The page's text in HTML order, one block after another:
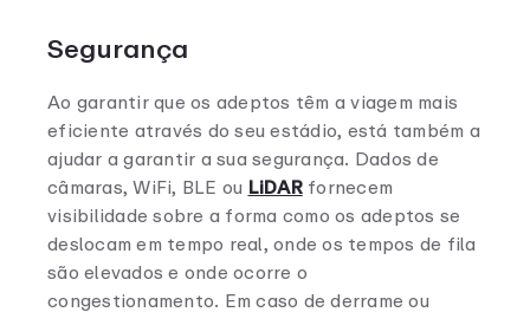
Segurança
Ao garantir que os adeptos têm a viagem mais
eficiente através do seu estádio, está também a
ajudar a garantir a sua segurança. Dados de
câmaras, WiFi, BLE ou LiDARfornecem
visibilidade sobre a forma como os adeptos se
deslocam em tempo real, onde os tempos de fila
são elevados e onde ocorre o
congestionamento. Em caso de derrame ou